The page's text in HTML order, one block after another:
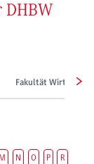
DHBW
Fakultät Wirtschaft
M N O P
R